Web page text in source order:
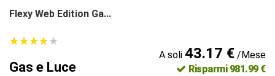
Flexy Web Edition Ga...
★★★★★
★★★★★
Gas e Luce
A soli 43.17 €/Mese
Risparmi 981.99 €